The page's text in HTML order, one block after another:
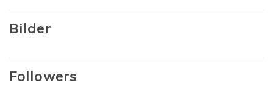
Bilder
Followers